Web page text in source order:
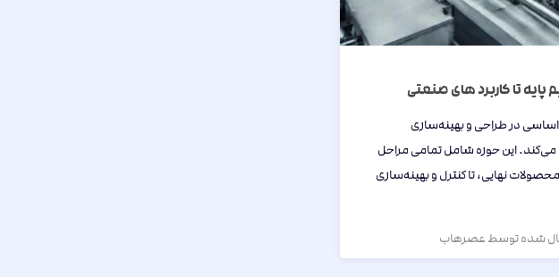
تا کاربرد های صنعتی
در طراحی و بهینه‌سازی
این حوزه شامل تمامی مراحل
محصولات نهایی، تا کنترل و بهینه‌سازی
شده توسط عصرهاب